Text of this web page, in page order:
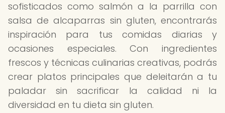
sofisticados como salmón a la parrilla con
salsa de alcaparras sin gluten, encontrarás
inspiración para tus comidas diarias y
ocasiones especiales. Con ingredientes
frescos y técnicas culinarias creativas, podrás
crear platos principales que deleitarán a tu
paladar sin sacrificar la calidad ni la
diversidad en tu dieta sin gluten.